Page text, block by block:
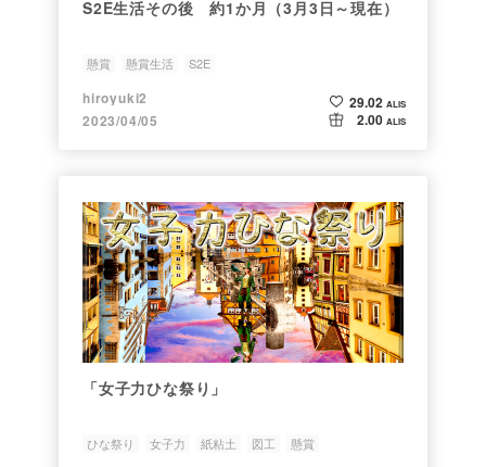
S2E生活その後 約1か月（3月3日～現在）
懸賞 懸賞生活 S2E
hiroyuki2
2023/04/05
29.02 ALIS
2.00 ALIS
「女子力ひな祭り」
ひな祭り 女子力 紙粘土 図工 懸賞